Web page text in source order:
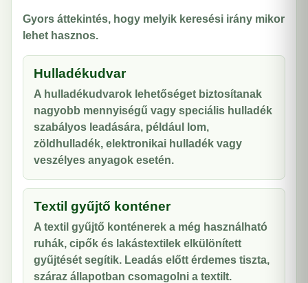
Gyors áttekintés, hogy melyik keresési irány mikor
lehet hasznos.
Hulladékudvar
A hulladékudvarok lehetőséget biztosítanak
nagyobb mennyiségű vagy speciális hulladék
szabályos leadására, például lom,
zöldhulladék, elektronikai hulladék vagy
veszélyes anyagok esetén.
Textil gyűjtő konténer
A textil gyűjtő konténerek a még használható
ruhák, cipők és lakástextilek elkülönített
gyűjtését segítik. Leadás előtt érdemes tiszta,
száraz állapotban csomagolni a textilt.